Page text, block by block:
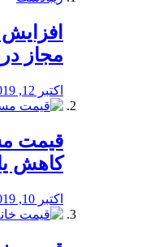
مجاز
اکتبر 12, 2019
کاهش
اکتبر 10, 2019